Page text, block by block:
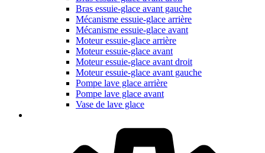
Bras essuie-glace avant gauche
Mécanisme essuie-glace arrière
Mécanisme essuie-glace avant
Moteur essuie-glace arrière
Moteur essuie-glace avant
Moteur essuie-glace avant droit
Moteur essuie-glace avant gauche
Pompe lave glace arrière
Pompe lave glace avant
Vase de lave glace